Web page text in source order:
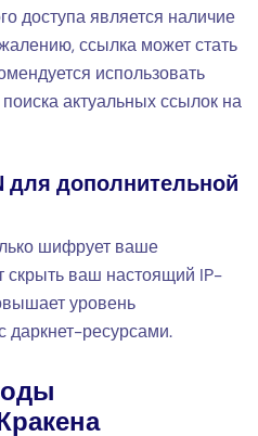
доступа является наличие
ссылка может стать
использовать
актуальных ссылок на
для дополнительной
шифрует ваше
скрыть ваш настоящий IP-
уровень
даркнет-ресурсами.